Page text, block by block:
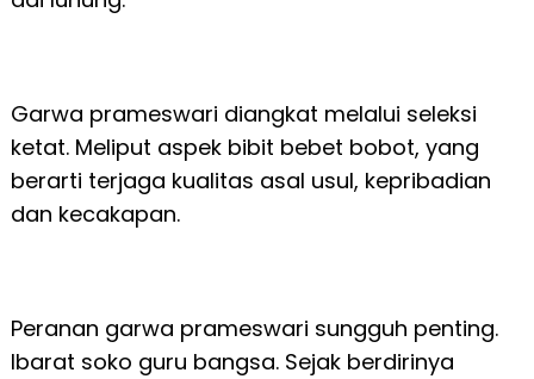
Garwa prameswari diangkat melalui seleksi
ketat. Meliput aspek bibit bebet bobot, yang
berarti terjaga kualitas asal usul, kepribadian
dan kecakapan.
Peranan garwa prameswari sungguh penting.
Ibarat soko guru bangsa. Sejak berdirinya